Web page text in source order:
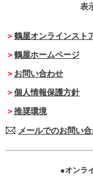
表
鶴屋オンラインスト
鶴屋ホームページ
お問い合わせ
個人情報保護方針
推奨環境
メールでのお問い
オンラ